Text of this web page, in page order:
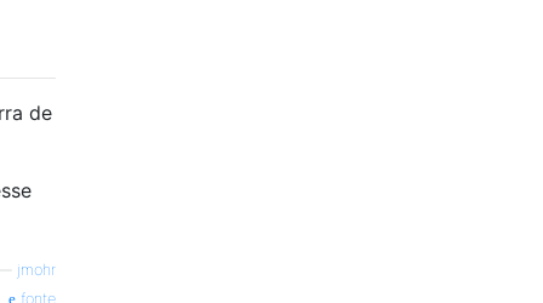
de
jmohr
fonte